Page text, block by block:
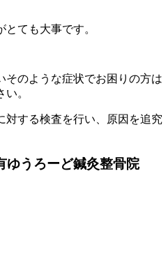
ても大事です。
そのような症状でお困りの方は
。
対する検査を行い、原因を追究
ゆうろーど鍼灸整骨院